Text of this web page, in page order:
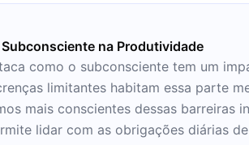
Subconsciente na Produtividade
como o subconsciente tem um
limitantes habitam essa parte
mais conscientes dessas barreiras
lidar com as obrigações diárias